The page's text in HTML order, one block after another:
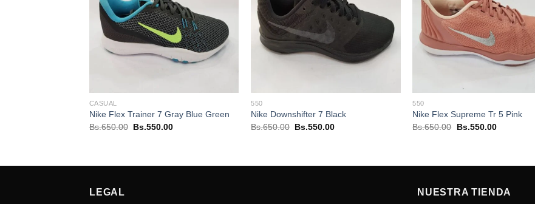
CASUAL
Nike Flex Trainer 7 Gray Blue Green
Bs.650.00 El
Bs.550.00El
550
Nike Downshifter 7 Black
Bs.650.00 El
Bs.550.00El
550
Nike Flex Supreme Tr 5 Pink
Bs.650.00
El
Bs.550.00El
LEGAL NUESTRA TIENDA